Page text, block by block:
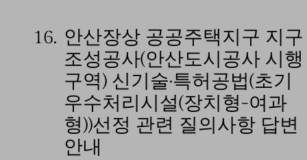
16. 안산장상 공공주택지구 지구
조성공사(안산도시공사 시행
구역) 신기술·특허공법(초기
우수처리시설(장치형-여과
형))선정 관련 질의사항 답변
안내